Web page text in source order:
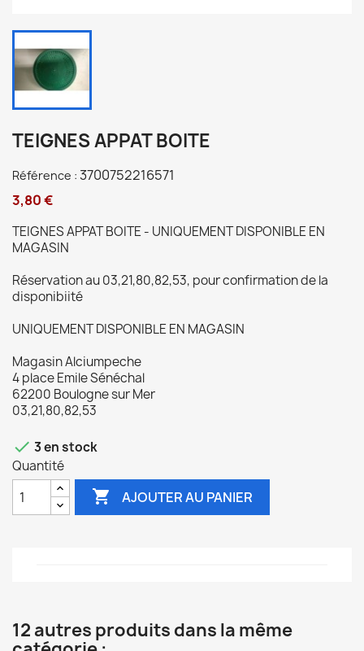
TEIGNES APPAT BOITE
Référence : 3700752216571
3,80 €
TEIGNES APPAT BOITE - UNIQUEMENT DISPONIBLE EN
MAGASIN
Réservation au 03,21,80,82,53, pour confirmation de la
disponibiité
UNIQUEMENT DISPONIBLE EN MAGASIN
Magasin Alciumpeche
4 place Emile Sénéchal
62200 Boulogne sur Mer
03,21,80,82,53
 3 en stock
Quantité
 AJOUTER AU PANIER
12 autres produits dans la même